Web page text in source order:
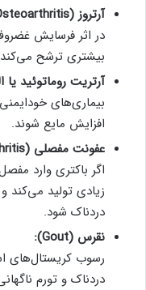
آرتروز (Osteoarthritis):
در اثر فرسایش
بیشتری ترشح
آرتریت روماتوئید
بیماری‌های
افزایش مایع شوند.
عفونت مفصلی (Septic Arthritis):
اگر باکتری وارد
زیادی تولید می‌کند
دردناک شود.
نقرس (Gout):
رسوب کریستال‌های
دردناک و تورم